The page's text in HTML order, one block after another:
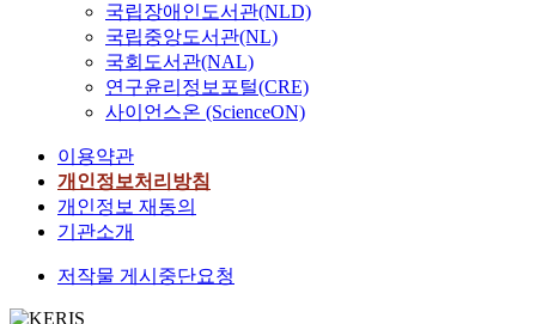
국립장애인도서관(NLD)
국립중앙도서관(NL)
국회도서관(NAL)
연구윤리정보포털(CRE)
사이언스온 (ScienceON)
이용약관
개인정보처리방침
개인정보 재동의
기관소개
저작물 게시중단요청